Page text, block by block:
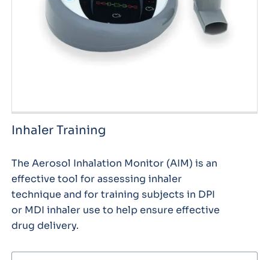
Inhaler Training
The Aerosol Inhalation Monitor (AIM) is an
effective tool for assessing inhaler
technique and for training subjects in DPI
or MDI inhaler use to help ensure effective
drug delivery.